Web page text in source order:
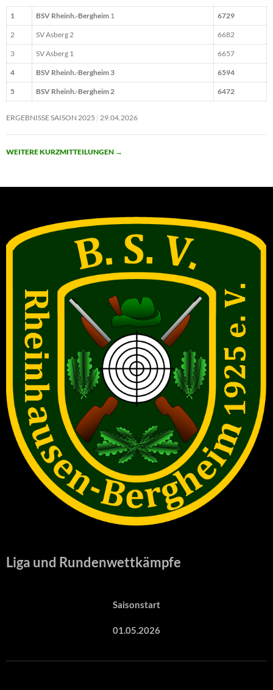
1 BSV Rheinh.-Bergheim 1 6729
2 SV Asberg 2 6682
3 SV Asberg 1 6657
4 BSV Rheinh.-Bergheim 3 6594
5 BSV Rheinh.-Bergheim 2 6472
ERGEBNISSE SAISON 2025 29.04.2026
WEITERE KURZMITTEILUNGEN →
Liga und Rundenwettkämpfe
Saisonstart
01.05.2026